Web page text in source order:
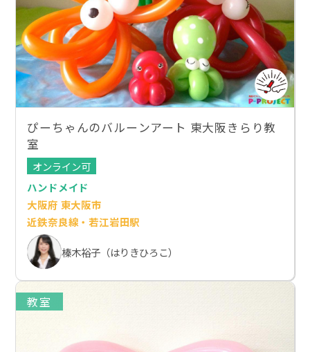
ぴーちゃんのバルーンアート 東大阪きらり教
室
オンライン可
ハンドメイド
大阪府 東大阪市
近鉄奈良線・若江岩田駅
榛木裕子（はりきひろこ）
教室